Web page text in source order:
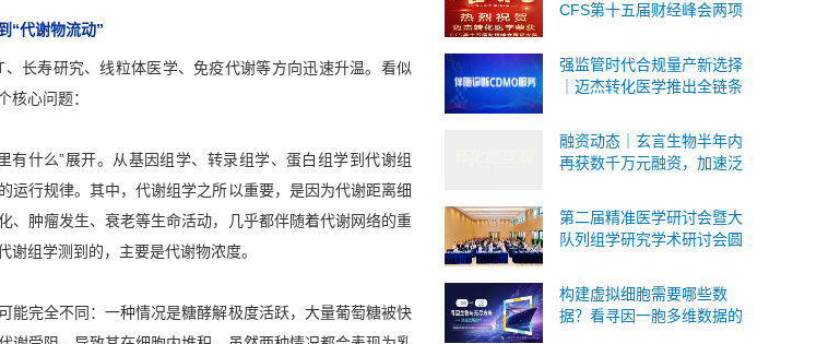
“代谢物流动”
长寿研究、线粒体医学、免疫代谢等方向迅速升温。看似
核心问题：
有什么”展开。从基因组学、转录组学、蛋白组学到代谢组
运行规律。其中，代谢组学之所以重要，是因为代谢距离细
、肿瘤发生、衰老等生命活动，几乎都伴随着代谢网络的重
组学测到的，主要是代谢物浓度。
能完全不同：一种情况是糖酵解极度活跃，大量葡萄糖被快
CFS第十五届财经峰会两项
强监管时代合规量产新选择
｜迈杰转化医学推出全链条
式承接Ⅰ/Ⅱ/Ⅲ 类IVD委托研
发与生产
融资动态｜玄言生物半年内
再获数千万元融资，加速泛
床转化
第二届精准医学研讨会暨大
队列组学研究学术研讨会圆
质组重磅国内首发！
构建虚拟细胞需要哪些数
据？看寻因一胞多维数据的